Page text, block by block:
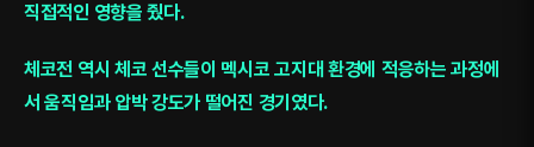
직접적인 영향을 줬다.
체코전 역시 체코 선수들이 멕시코 고지대 환경에 적응하는 과정에
서 움직임과 압박 강도가 떨어진 경기였다.